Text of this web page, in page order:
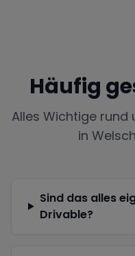
Häufig
Alles Wichtige
in
Sind das alles
Drivable?